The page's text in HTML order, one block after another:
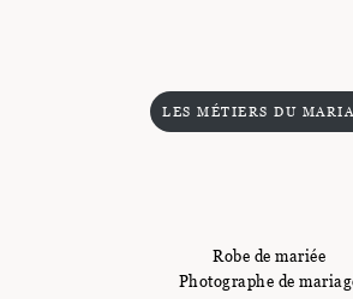
LES MÉTIERS DU
Robe de mariée
Photographe de